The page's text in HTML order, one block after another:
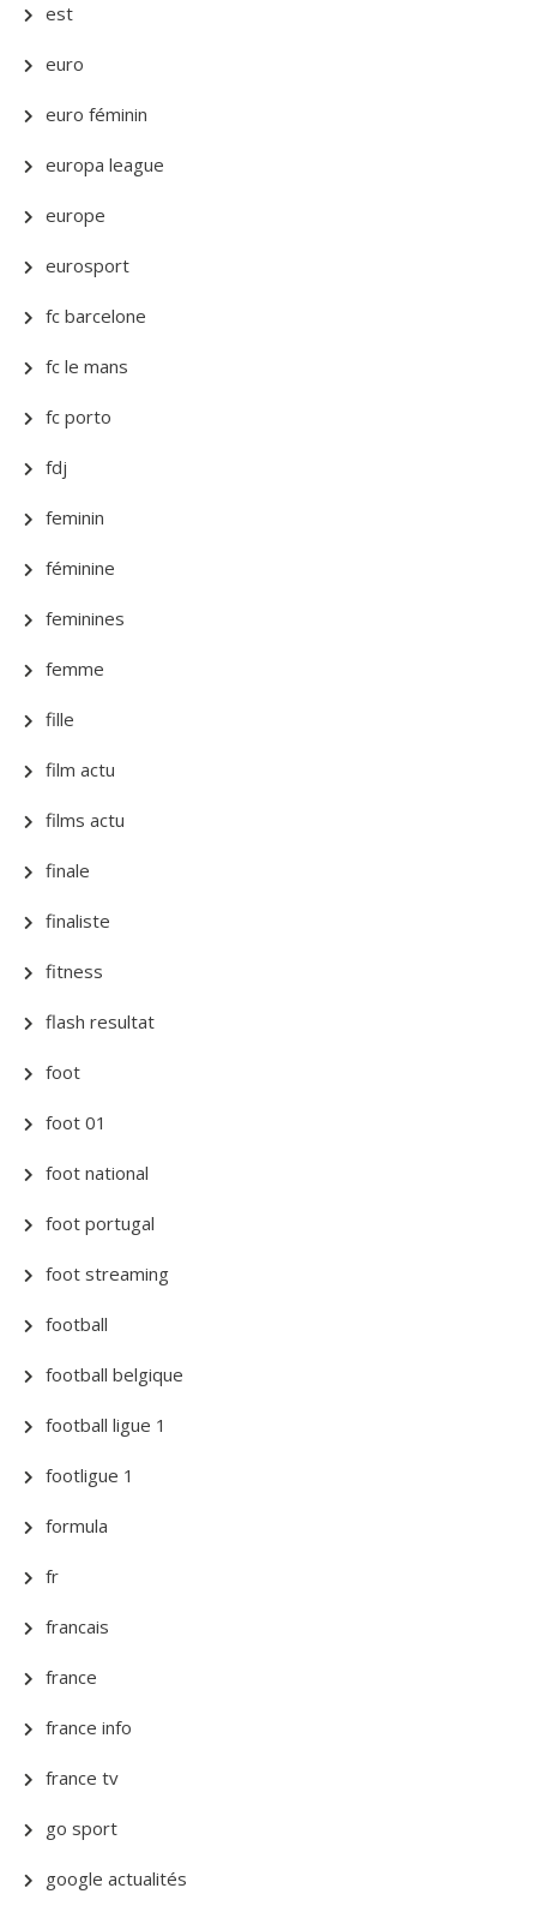
est
euro
euro féminin
europa league
europe
eurosport
fc barcelone
fc le mans
fc porto
fdj
feminin
féminine
feminines
femme
fille
film actu
films actu
finale
finaliste
fitness
flash resultat
foot
foot 01
foot national
foot portugal
foot streaming
football
football belgique
football ligue 1
footligue 1
formula
fr
francais
france
france info
france tv
go sport
google actualités